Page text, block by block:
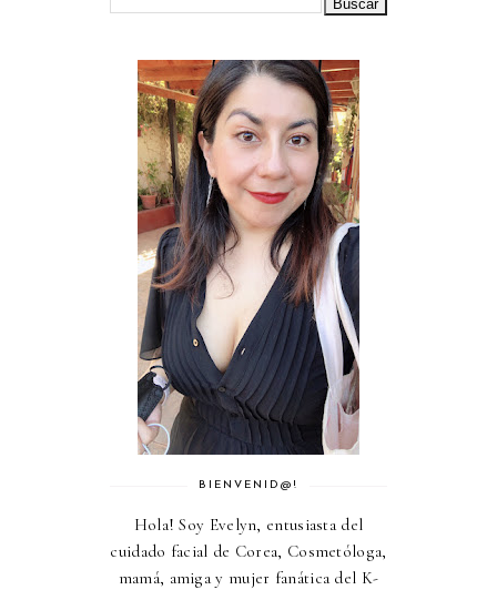
BIENVENID@!
Hola! Soy Evelyn, entusiasta del
cuidado facial de Corea, Cosmetóloga,
mamá, amiga y mujer fanática del K-